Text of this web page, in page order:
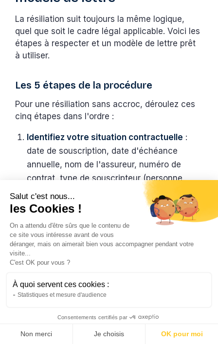
La résiliation suit toujours la même logique,
quel que soit le cadre légal applicable. Voici les
étapes à respecter et un modèle de lettre prêt
à utiliser.
Les 5 étapes de la procédure
Pour une résiliation sans accroc, déroulez ces
cinq étapes dans l'ordre :
Identifiez votre situation contractuelle :
date de souscription, date d'échéance
annuelle, nom de l'assureur, numéro de
contrat, type de souscripteur (personne
physique ou SCI).
Vérifiez la loi applicable
: moins de 12 mois
implique un motif légitime, plus de 12 mois
ouvre la loi Hamon, proche de l'échéance
permet d'invoquer la loi Châtel.
Préparez les documents
résiliation, justificatif si motif légitime,
coordonnées complètes et numéro de
recommandée avec accusé de réception, ou
Salut c'est nous...
les Cookies !
On a attendu d'être sûrs que le contenu de
ce site vous intéresse avant de vous
déranger, mais on aimerait bien vous accompagner pendant votre
visite...
C'est OK pour vous ?
À quoi servent ces cookies :
Statistiques et mesure d'audience
Consentements certifiés par
Non merci Je choisis OK pour moi